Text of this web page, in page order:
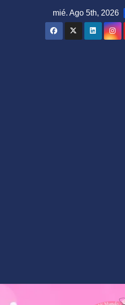
mié. Ago 5th, 2026